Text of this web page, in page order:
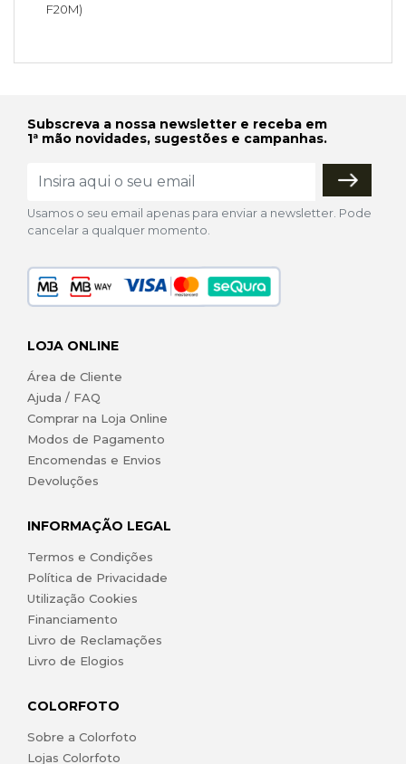
F20M)
Subscreva a nossa newsletter e receba em
1ª mão novidades, sugestões e campanhas.
Usamos o seu email apenas para enviar a newsletter. Pode
cancelar a qualquer momento.
LOJA ONLINE
Área de Cliente
Ajuda / FAQ
Comprar na Loja Online
Modos de Pagamento
Encomendas e Envios
Devoluções
INFORMAÇÃO LEGAL
Termos e Condições
Política de Privacidade
Utilização Cookies
Financiamento
Livro de Reclamações
Livro de Elogios
COLORFOTO
Sobre a Colorfoto
Lojas Colorfoto